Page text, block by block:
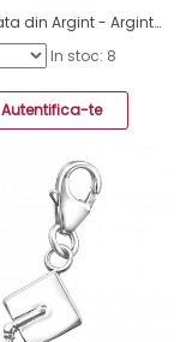
Ciocolata din Argint - Argint 925 Amulete cu sistem de închidere A4S11371
In stoc: 8
Autentifica-te